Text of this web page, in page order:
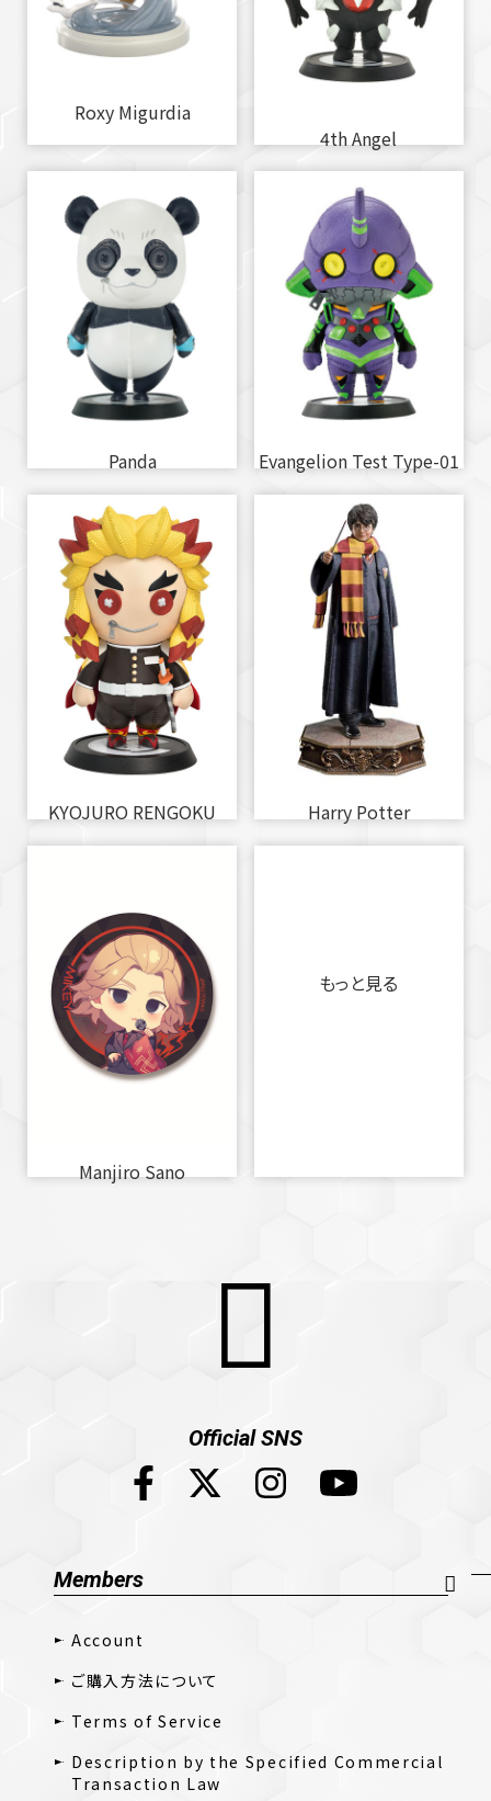
Roxy Migurdia
4th Angel
Panda Evangelion Test Type-01
KYOJURO RENGOKU Harry Potter
Manjiro Sano
もっと見る
Official SNS
Members
Account
ご購入方法について
Terms of Service
Description by the Specified Commercial
Transaction Law